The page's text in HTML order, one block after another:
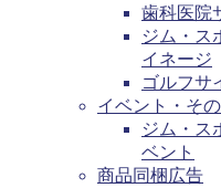
歯科医院
ジム・ス
イネージ
ゴルフサ
イベント・そ
ジム・ス
ベント
商品同梱広告